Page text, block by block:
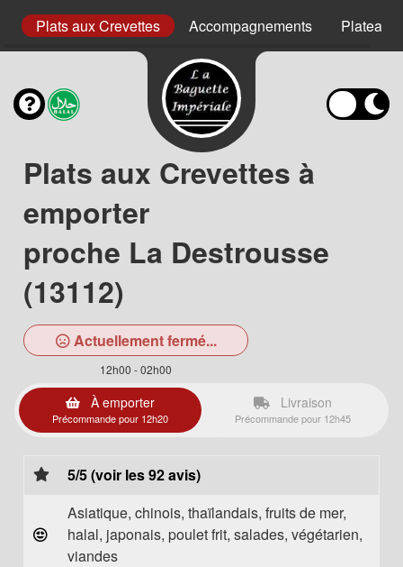
Plats aux Crevettes Accompagnements Plateaux
Plats aux Crevettes à
emporter
proche La Destrousse
(13112)
Actuellement fermé...
12h00 - 02h00
À emporter
Précommande pour 12h20
Livraison
Précommande pour 12h45
5/5 (voir les 92 avis)
Asiatique, chinois, thaïlandais, fruits de mer,
halal, japonais, poulet frit, salades, végétarien,
viandes